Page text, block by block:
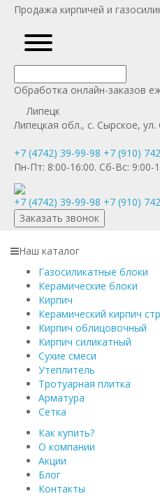
Продажа кирпичей и
Обработка онлайн-заказов
Липецк
Липецкая обл., с. Сырское, ул.
+7 (4742) 39-99-98 +7 (910)
Пн-Пт: 8:00-16:00. Сб-Вс: 9:00-
+7 (4742) 39-99-98 +7 (910)
Заказать звонок
Наш каталог
Газосиликатные блоки
Керамические блоки
Кирпич
Керамический кирпич
Кирпич облицовочный
Кирпич силикатный
Сухие смеси
Утеплитель
Тротуарная плитка
Арматура
Сетка
Как купить?
О компании
Акции
Блог
Контакты